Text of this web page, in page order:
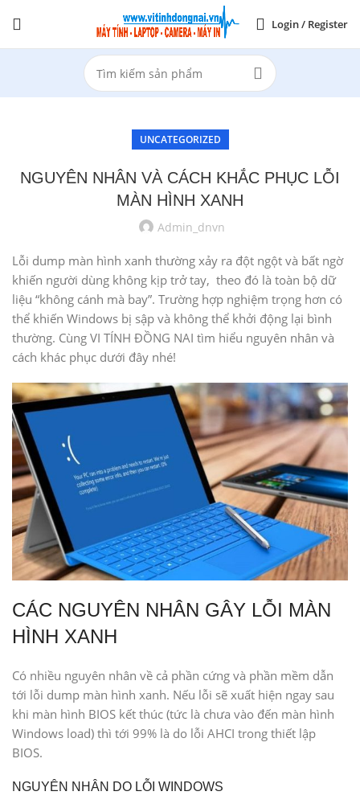
Login / Register
UNCATEGORIZED
NGUYÊN NHÂN VÀ CÁCH KHẮC PHỤC LỖI
MÀN HÌNH XANH
Admin_dnvn
Lỗi dump màn hình xanh thường xảy ra đột ngột và bất ngờ
khiến người dùng không kịp trở tay, theo đó là toàn bộ dữ
liệu “không cánh mà bay”. Trường hợp nghiệm trọng hơn có
thể khiến Windows bị sập và không thể khởi động lại bình
thường. Cùng VI TÍNH ĐỒNG NAI tìm hiểu nguyên nhân và
cách khác phục dưới đây nhé!
CÁC NGUYÊN NHÂN GÂY LỖI MÀN
HÌNH XANH
Có nhiều nguyên nhân về cả phần cứng và phần mềm dẫn
tới lỗi dump màn hình xanh. Nếu lỗi sẽ xuất hiện ngay sau
khi màn hình BIOS kết thúc (tức là chưa vào đến màn hình
Windows load) thì tới 99% là do lỗi AHCI trong thiết lập
BIOS.
NGUYÊN NHÂN DO LỖI WINDOWS